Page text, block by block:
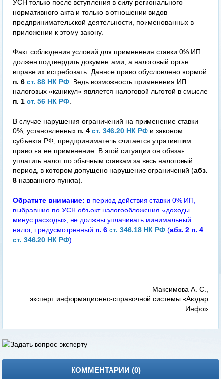
УСН только после вступления в силу регионального
нормативного акта и только в отношении видов
предпринимательской деятельности, поименованных в
приложении к этому закону.
Факт соблюдения условий для применения ставки 0% ИП
должен подтвердить документами, а налоговый орган
вправе их истребовать. Данное право обусловлено нормой
п. 6 ст. 88 НК РФ . Ведь возможность применения ИП
налоговых «каникул» является налоговой льготой в смысле
п. 1 ст. 56 НК РФ
В случае нарушения ограничений на применение ставки
0%, установленных п. 4 ст. 346.20 НК РФ и законом
субъекта РФ, предприниматель считается утратившим
право на ее применение. В этой ситуации он обязан
уплатить налог по обычным ставкам за весь налоговый
период, в котором допущено нарушение ограничений (абз.
8 названного пункта).
Обратите внимание: в период действия ставки 0% ИП,
выбравшие по УСН объект налогообложения «доходы
минус расходы», не должны уплачивать минимальный
налог, предусмотренный п. 6 ст. 346.18 НК РФ (абз. 2 п. 4
ст. 346.20 НК РФ).
Максимова А. С.,
эксперт информационно-справочной системы «Аюдар
Инфо»
КОММЕНТАРИИ (0)